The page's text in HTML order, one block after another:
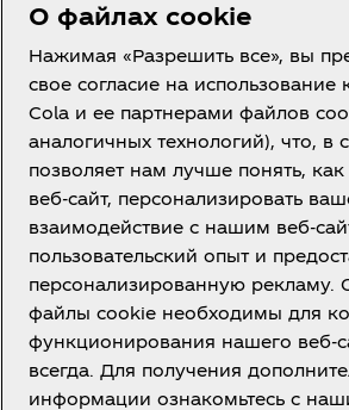
Тажикстан|
О нас
Нужна помощь?
О файлах cookie
Нажимая «Разрешить все», вы
свое согласие на использование
Cola и ее партнерами файлов
аналогичных технологий), что, в
позволяет нам лучше понять,
веб-сайт, персонализировать
взаимодействие с нашим веб-
пользовательский опыт и
персонализированную рекламу.
файлы cookie необходимы для
функционирования нашего веб-
всегда. Для получения
информации ознакомьтесь с